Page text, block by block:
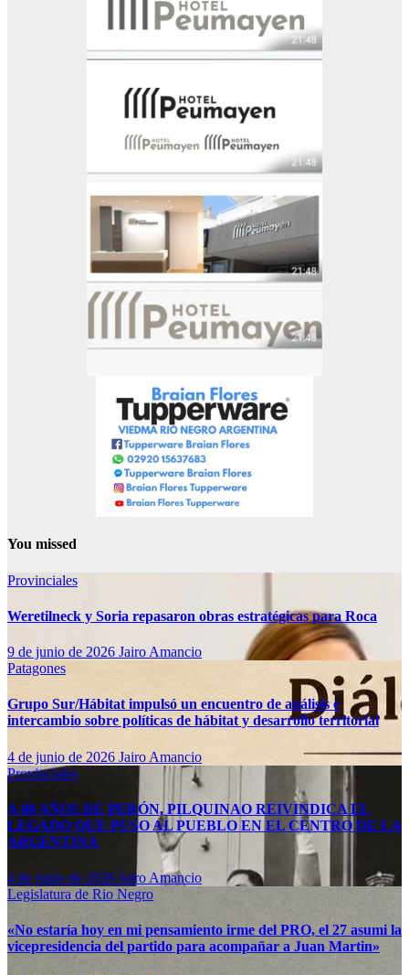
You missed
Provinciales
Weretilneck y Soria repasaron obras estratégicas para Roca
9 de junio de 2026 Jairo Amancio
Patagones
Grupo Sur/Hábitat impulsó un encuentro de análisis e
intercambio sobre políticas de hábitat y desarrollo territorial
4 de junio de 2026 Jairo Amancio
Provinciales
A 80 AÑOS DE PERÓN, PILQUINAO REIVINDICA EL
LEGADO QUE PUSO AL PUEBLO EN EL CENTRO DE LA
ARGENTINA
4 de junio de 2026 Jairo Amancio
Legislatura de Rio Negro
«No estaría hoy en mi pensamiento irme del PRO, el 27 asumi la
vicepresidencia del partido para acompañar a Juan Martin»